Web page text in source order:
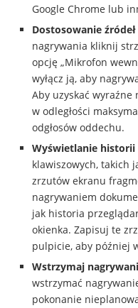
Google Chrome lub
Dostosowanie
nagrywania kliknij
opcję „Mikrofon
wyłącz ją, aby
Aby uzyskać wyraźne
w odległości
odgłosów oddechu.
Wyświetlanie historii
klawiszowych, takich
zrzutów ekranu
nagrywaniem
jak historia
okienka. Zapisuj te
pulpicie, aby później
Wstrzymaj
wstrzymać
pokonanie